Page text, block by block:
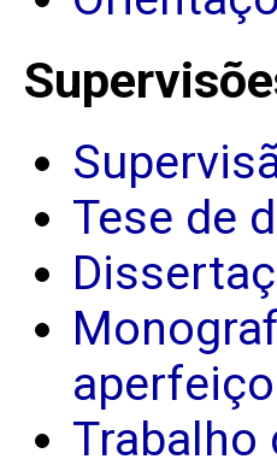
Tese de
Trabalho